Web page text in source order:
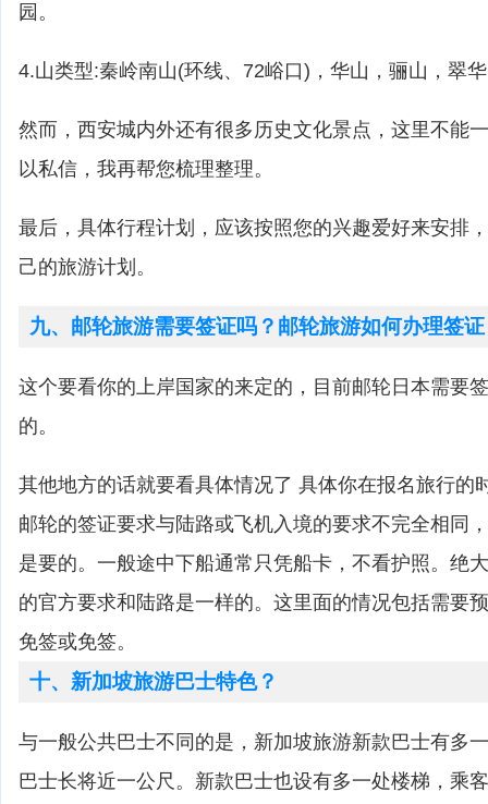
园。
4.山类型:秦岭南山(环线、72峪口)，华山，骊山，翠
然而，西安城内外还有很多历史文化景点，这里不能
以私信，我再帮您梳理整理。
最后，具体行程计划，应该按照您的兴趣爱好来安排
己的旅游计划。
九、邮轮旅游需要签证吗？邮轮旅游如何办理签
这个要看你的上岸国家的来定的，目前邮轮日本需要
的。
其他地方的话就要看具体情况了 具体你在报名旅行的
邮轮的签证要求与陆路或飞机入境的要求不完全相同
是要的。一般途中下船通常只凭船卡，不看护照。绝
的官方要求和陆路是一样的。这里面的情况包括需要
免签或免签。
十、新加坡旅游巴士特色？
与一般公共巴士不同的是，新加坡旅游新款巴士有多
巴士长将近一公尺。新款巴士也设有多一处楼梯，乘